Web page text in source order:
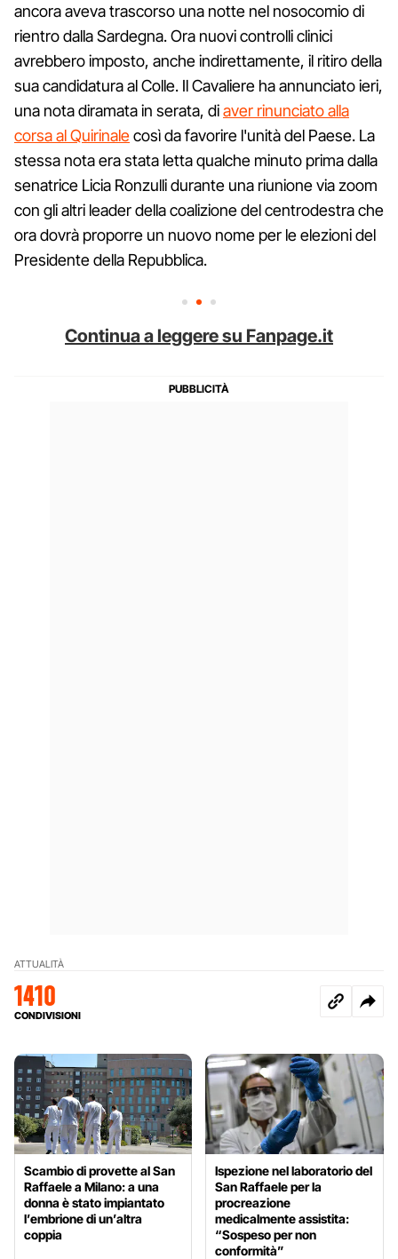
ancora aveva trascorso una notte nel nosocomio di
rientro dalla Sardegna. Ora nuovi controlli clinici
avrebbero imposto, anche indirettamente, il ritiro della
sua candidatura al Colle. Il Cavaliere ha annunciato ieri,
una nota diramata in serata, diaver rinunciato alla
corsa al Quirinalecosì da favorire l'unità del Paese. La
stessa nota era stata letta qualche minuto prima dalla
senatrice Licia Ronzulli durante una riunione via zoom
con gli altri leader della coalizione del centrodestra che
ora dovrà proporre un nuovo nome per le elezioni del
Presidente della Repubblica.
Continua a leggere su Fanpage.it
ATTUALITÀ
1410
CONDIVISIONI
Scambio di provette al San
Raffaele a Milano: a una
donna è stato impiantato
l’embrione di un’altra
coppia
Ispezione nel laboratorio del
San Raffaele per la
procreazione
medicalmente assistita:
“Sospeso per non
conformità”